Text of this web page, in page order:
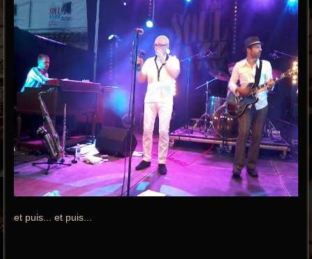
et puis... et puis...